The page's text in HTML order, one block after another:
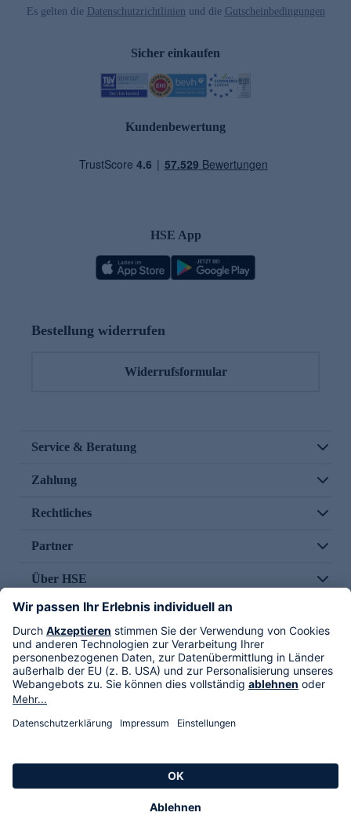
Es gelten die Datenschutzrichtlinien und die Gutscheinbedingungen
Sicher einkaufen
Kundenbewertung
HSE App
Bestellung widerrufen
Widerrufsformular
Service & Beratung
Zahlung
Rechtliches
Partner
Über HSE
Im TV
HSE International